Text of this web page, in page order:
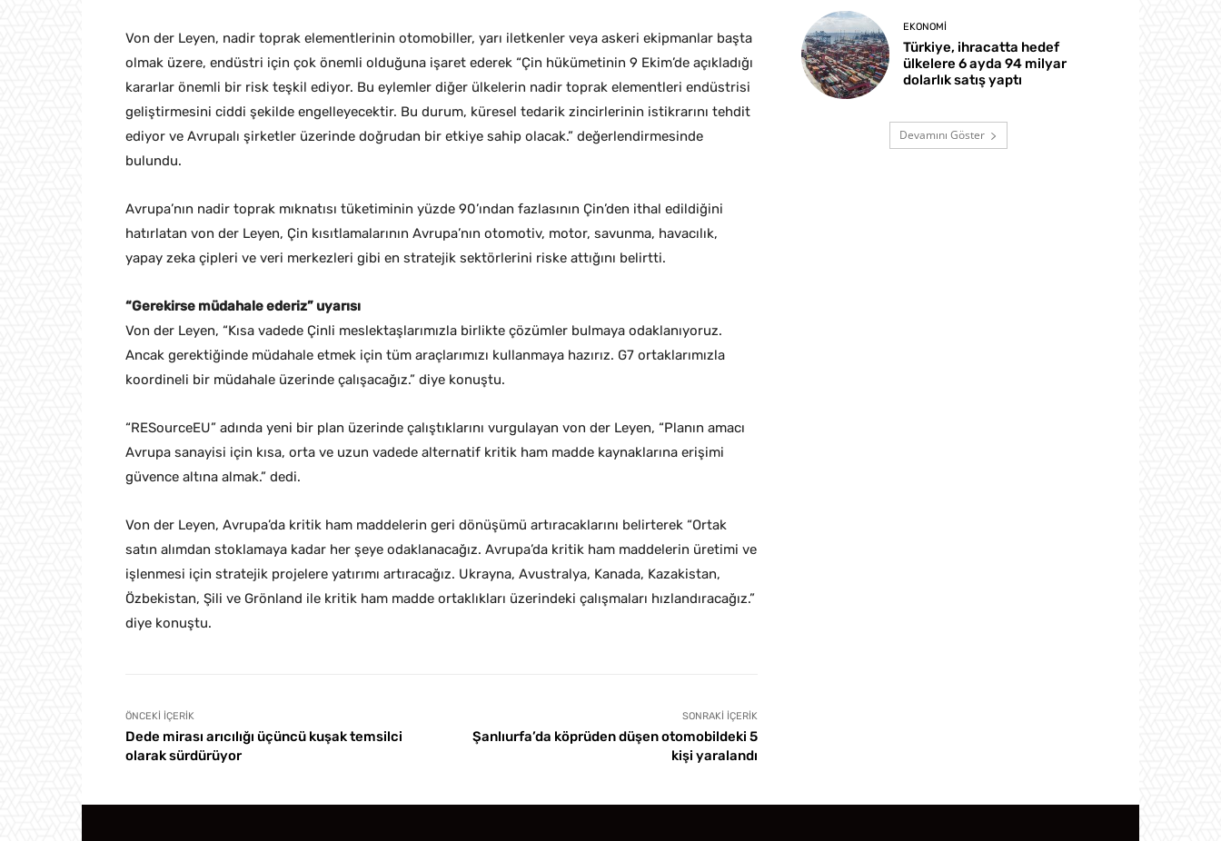
Von der Leyen, nadir toprak elementlerinin otomobiller, yarı iletkenler veya askeri ekipmanlar başta
olmak üzere, endüstri için çok önemli olduğuna işaret ederek “Çin hükümetinin 9 Ekim’de açıkladığı
kararlar önemli bir risk teşkil ediyor. Bu eylemler diğer ülkelerin nadir toprak elementleri endüstrisi
geliştirmesini ciddi şekilde engelleyecektir. Bu durum, küresel tedarik zincirlerinin istikrarını tehdit
ediyor ve Avrupalı ​​şirketler üzerinde doğrudan bir etkiye sahip olacak.” değerlendirmesinde
bulundu.
Avrupa’nın nadir toprak mıknatısı tüketiminin yüzde 90’ından fazlasının Çin’den ithal edildiğini
hatırlatan von der Leyen, Çin kısıtlamalarının Avrupa’nın otomotiv, motor, savunma, havacılık,
yapay zeka çipleri ve veri merkezleri gibi en stratejik sektörlerini riske attığını belirtti.
“Gerekirse müdahale ederiz” uyarısı
Von der Leyen, “Kısa vadede Çinli meslektaşlarımızla birlikte çözümler bulmaya odaklanıyoruz.
Ancak gerektiğinde müdahale etmek için tüm araçlarımızı kullanmaya hazırız. G7 ortaklarımızla
koordineli bir müdahale üzerinde çalışacağız.” diye konuştu.
“RESourceEU” adında yeni bir plan üzerinde çalıştıklarını vurgulayan von der Leyen, “Planın amacı
Avrupa sanayisi için kısa, orta ve uzun vadede alternatif kritik ham madde kaynaklarına erişimi
güvence altına almak.” dedi.
Von der Leyen, Avrupa’da kritik ham maddelerin geri dönüşümü artıracaklarını belirterek “Ortak
satın alımdan stoklamaya kadar her şeye odaklanacağız. Avrupa’da kritik ham maddelerin üretimi ve
işlenmesi için stratejik projelere yatırımı artıracağız. Ukrayna, Avustralya, Kanada, Kazakistan,
Özbekistan, Şili ve Grönland ile kritik ham madde ortaklıkları üzerindeki çalışmaları hızlandıracağız.”
diye konuştu.
ÖNCEKI İÇERIK
Dede mirası arıcılığı üçüncü kuşak temsilci
olarak sürdürüyor
SONRAKI İÇERIK
Şanlıurfa’da köprüden düşen otomobildeki 5
kişi yaralandı
EKONOMI
Türkiye, ihracatta hedef
ülkelere 6 ayda 94 milyar
dolarlık satış yaptı
Devamını Göster